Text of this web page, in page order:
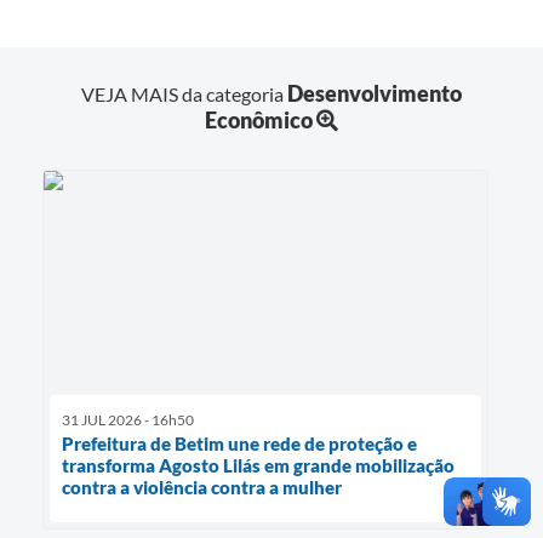
VEJA MAIS da categoria Desenvolvimento
Econômico
31 JUL 2026 - 16h50
Prefeitura de Betim une rede de proteção e
transforma Agosto Lilás em grande mobilização
contra a violência contra a mulher